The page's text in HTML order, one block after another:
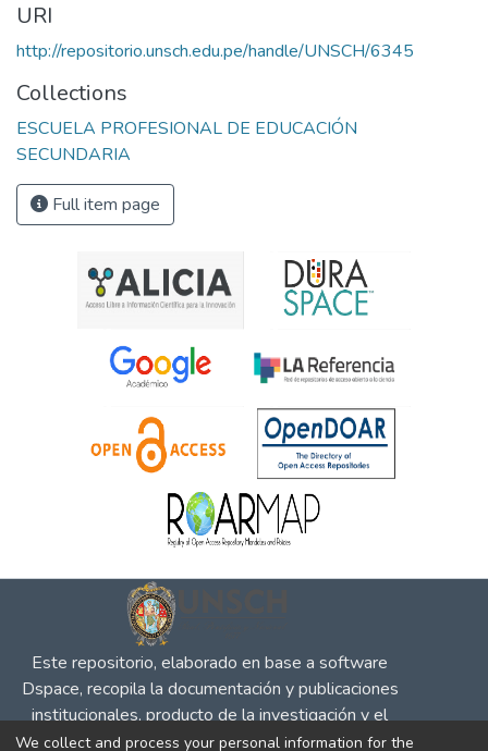
URI
http://repositorio.unsch.edu.pe/handle/UNSCH/6345
Collections
ESCUELA PROFESIONAL DE EDUCACIÓN
SECUNDARIA
Full item page
Este repositorio, elaborado en base a software
Dspace, recopila la documentación y publicaciones
institucionales, producto de la investigación y el
desempeño en defensa de la competencia, la
We collect and process your personal information for the